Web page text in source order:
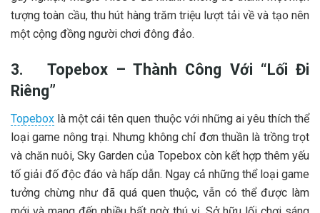
tượng toàn cầu, thu hút hàng trăm triệu lượt tải về và tạo nên
một cộng đồng người chơi đông đảo.
3. Topebox – Thành Công Với “Lối Đi
Riêng”
Topebox là một cái tên quen thuộc với những ai yêu thích thể
loại game nông trại. Nhưng không chỉ đơn thuần là trồng trọt
và chăn nuôi, Sky Garden của Topebox còn kết hợp thêm yếu
tố giải đố độc đáo và hấp dẫn. Ngay cả những thể loại game
tưởng chừng như đã quá quen thuộc, vẫn có thể được làm